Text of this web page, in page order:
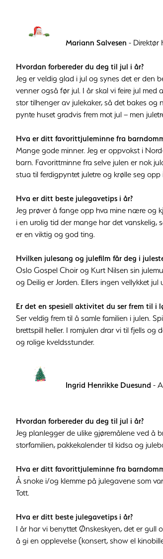
Mariann Salvesen - Direktør
Hvordan forbereder du deg til jul i år?
Jeg er veldig glad i jul og synes det er den
venner også før jul. I år skal vi feire jul med
stor tilhenger av julekaker, så det bakes og
pynte huset gradvis frem mot jul – men
Hva er ditt favorittjuleminne fra
Mange gode minner. Jeg er oppvokst i
barn. Favorittminne fra selve julen er nok
stua til ferdigpyntet juletre og krølle seg
Hva er ditt beste julegavetips i år?
Jeg prøver å fange opp hva mine nære og
i en urolig tid der mange har det vanskelig,
er en viktig og god ting.
Hvilken julesang og julefilm får deg i
Oslo Gospel Choir og Kurt Nilsen sin
og Deilig er Jorden. Ellers ingen vellykket
Er det en spesiell aktivitet du ser frem til i
Ser veldig frem til å samle familien i julen.
brettspill heller. I romjulen drar vi til fjells
og rolige kveldsstunder.
Ingrid Henrikke Duesund -
Hvordan forbereder du deg til jul i år?
Jeg planlegger de ulike gjøremålene ved å
storfamilien, pakkekalender til kidsa og
Hva er ditt favorittjuleminne fra
Å snoke i/og klemme på julegavene som
Tott.
Hva er ditt beste julegavetips i år?
I år har vi benyttet Ønskeskyen, det er gull
å gi en opplevelse (konsert, show el